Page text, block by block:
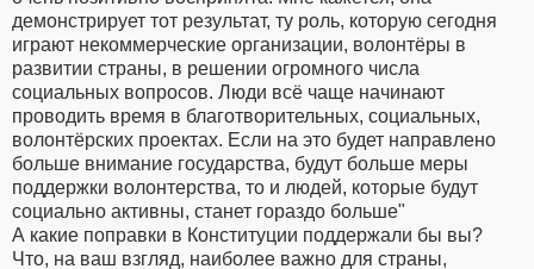
демонстрирует тот результат, ту роль, которую сегодня
играют некоммерческие организации, волонтёры в
развитии страны, в решении огромного числа
социальных вопросов. Люди всё чаще начинают
проводить время в благотворительных, социальных,
волонтёрских проектах. Если на это будет направлено
больше внимание государства, будут больше меры
поддержки волонтерства, то и людей, которые будут
социально активны, станет гораздо больше"
А какие поправки в Конституции поддержали бы вы?
Что, на ваш взгляд, наиболее важно для страны,